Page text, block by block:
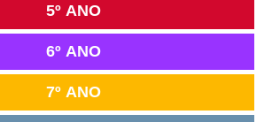
5º ANO
6º ANO
7º ANO